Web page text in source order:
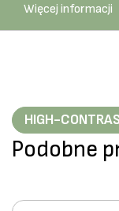
Więcej informacji
HIGH-
Podobne